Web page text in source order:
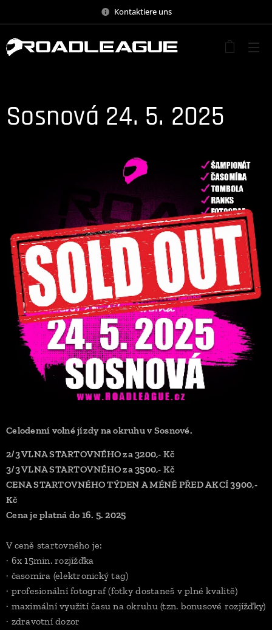
Kontaktiere uns
Sosnová 24. 5. 2025
Celodenní volné jízdy na okruhu v Sosnové.
2/3 VLNA STARTOVNÉHO za 3200,- Kč
3/3 VLNA STARTOVNÉHO za 3500,- Kč
CENA STARTOVNÉHO TÝDEN A MÉNĚ PŘED AKCÍ 3900,-
Kč
Cena je platná do 16. 5. 2025
V ceně startovného je:
· 6x 15min. rozjížďka
· časomíra (elektronický tag)
· profesionální fotograf (fotky dostaneš v plné kvalitě)
· maximální využití času na okruhu (tzn. bonusové rozjížďky)
· zdravotní dozor